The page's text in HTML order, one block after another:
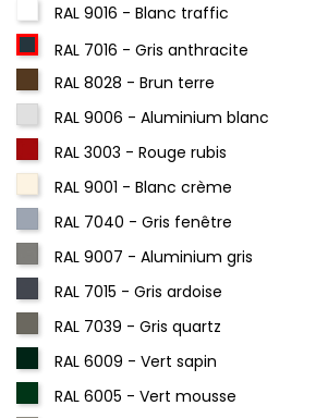
RAL 9016 - Blanc traffic
RAL 7016 - Gris anthracite
RAL 8028 - Brun terre
RAL 9006 - Aluminium blanc
RAL 3003 - Rouge rubis
RAL 9001 - Blanc crème
RAL 7040 - Gris fenêtre
RAL 9007 - Aluminium gris
RAL 7015 - Gris ardoise
RAL 7039 - Gris quartz
RAL 6009 - Vert sapin
RAL 6005 - Vert mousse